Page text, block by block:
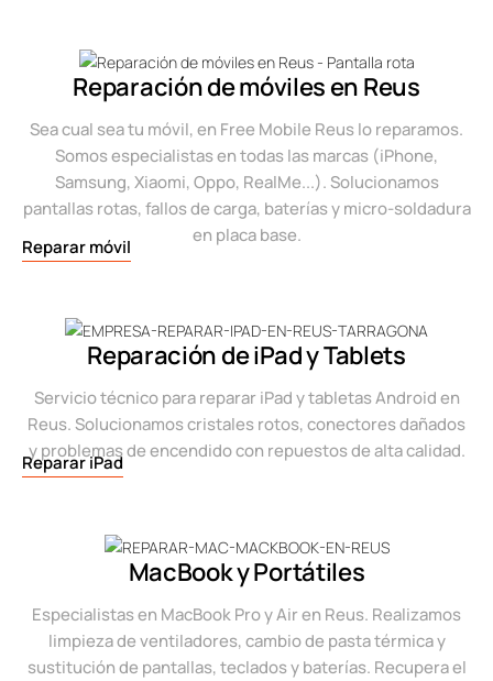
Reparación de móviles en Reus
Sea cual sea tu móvil, en Free Mobile Reus lo reparamos.
Somos especialistas en todas las marcas (iPhone,
Samsung, Xiaomi, Oppo, RealMe...). Solucionamos
pantallas rotas, fallos de carga, baterías y micro-soldadura
en placa base.
Reparar móvil
Reparación de iPad y Tablets
Servicio técnico para reparar iPad y tabletas Android en
Reus. Solucionamos cristales rotos, conectores dañados
y problemas de encendido con repuestos de alta calidad.
Reparar iPad
MacBook y Portátiles
Especialistas en MacBook Pro y Air en Reus. Realizamos
limpieza de ventiladores, cambio de pasta térmica y
sustitución de pantallas, teclados y baterías. Recupera el